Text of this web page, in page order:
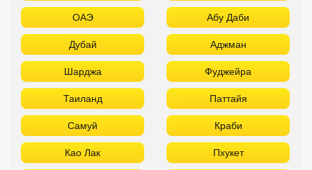
ОАЭ Абу Даби
Дубай Аджман
Шарджа Фуджейра
Таиланд Паттайя
Самуй Краби
Као Лак Пхукет